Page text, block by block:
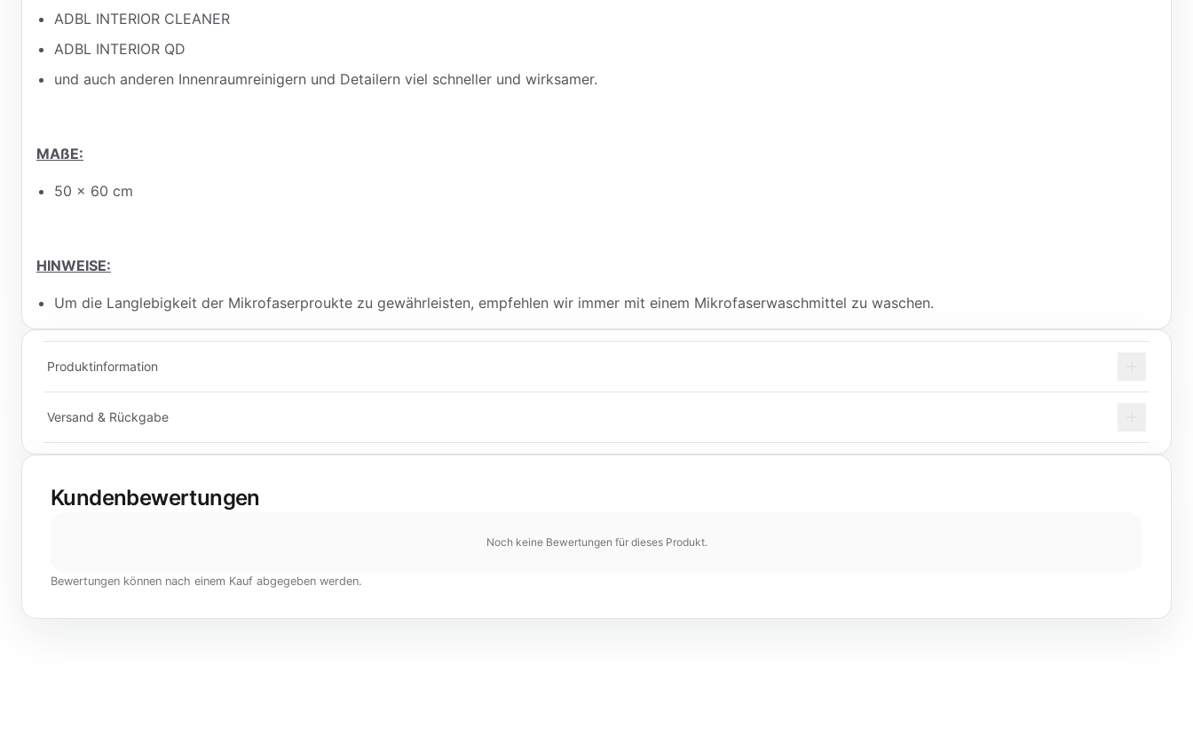
ADBL INTERIOR CLEANER
ADBL INTERIOR QD
und auch anderen Innenraumreinigern und Detailern viel schneller und wirksamer.
MAßE:
50 x 60 cm
HINWEISE:
Um die Langlebigkeit der Mikrofaserproukte zu gewährleisten, empfehlen wir immer mit einem Mikrofaserwaschmittel zu waschen.
Produktinformation
Versand & Rückgabe
Kundenbewertungen
Noch keine Bewertungen für dieses Produkt.
Bewertungen können nach einem Kauf abgegeben werden.